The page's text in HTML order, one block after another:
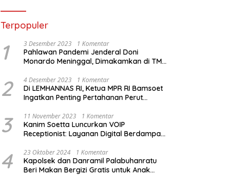
Terpopuler
1 3 Desember 2023 1 Komentar
Pahlawan Pandemi Jenderal Doni
Monardo Meninggal, Dimakamkan di TMP
2 4 Desember 2023 1 Komentar
Di LEMHANNAS RI, Ketua MPR RI Bamsoet
Ingatkan Penting Pertahanan Perut
3 11 November 2023 1 Komentar
Kanim Soetta Luncurkan VOIP
Receptionist: Layanan Digital Berdampak
4 23 Oktober 2024 1 Komentar
Kapolsek dan Danramil Palabuhanratu
Beri Makan Bergizi Gratis untuk Anak